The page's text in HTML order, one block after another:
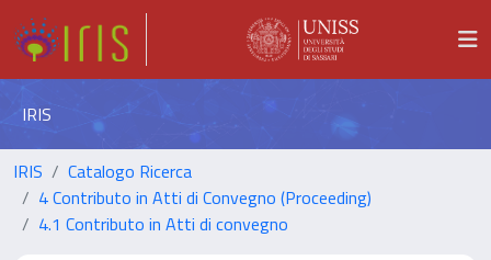
IRIS
IRIS
Catalogo Ricerca
4 Contributo in Atti di Convegno (Proceeding)
4.1 Contributo in Atti di convegno